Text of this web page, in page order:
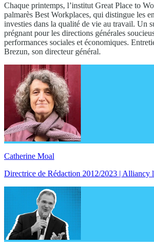
Chaque printemps, l’institut Great Place to
palmarès Best Workplaces, qui distingue les
investies dans la qualité de vie au travail. Un
prégnant pour les directions générales
performances sociales et économiques.
Brezun, son directeur général.
Catherine Moal
Directrice de Rédaction 2012/2023 | Alliancy